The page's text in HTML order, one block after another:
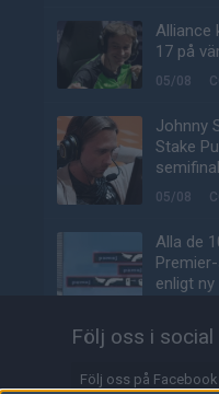
Alliance
17 på
05/08
Johnny
Stake
05/08
Alla de
enligt
headset
Följ oss i social
Följ oss på Facebook